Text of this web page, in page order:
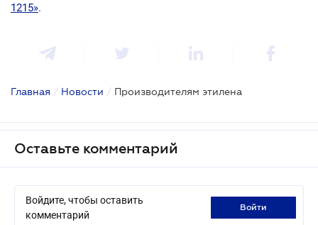
1215».
Главная / Новости / Производителям этилена
Оставьте комментарий
Войдите, чтобы оставить
комментарий
войти